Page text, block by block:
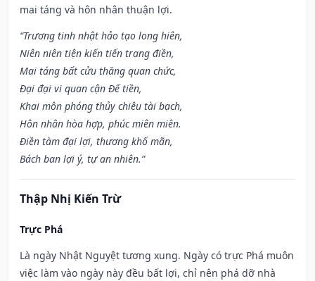
mai táng và hôn nhân thuận lợi.
“Trương tinh nhật hảo tạo long hiên,
Niên niên tiện kiến tiến trang điền,
Mai táng bất cửu thăng quan chức,
Đại đại vi quan cận Đế tiền,
Khai môn phóng thủy chiêu tài bạch,
Hôn nhân hòa hợp, phúc miên miên.
Điền tàm đại lợi, thương khố mãn,
Bách ban lợi ý, tự an nhiên.”
Thập Nhị Kiến Trừ
Trực Phá
Là ngày Nhật Nguyệt tương xung. Ngày có trực Phá muôn
việc làm vào ngày này đều bất lợi, chỉ nên phá dỡ nhà